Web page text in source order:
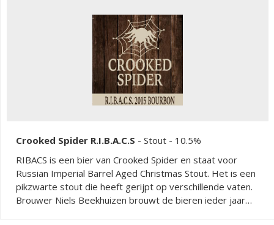
Crooked Spider R.I.B.A.C.S - Stout - 10.5%
RIBACS is een bier van Crooked Spider en staat voor
Russian Imperial Barrel Aged Christmas Stout. Het is een
pikzwarte stout die heeft gerijpt op verschillende vaten.
Brouwer Niels Beekhuizen brouwt de bieren ieder jaar